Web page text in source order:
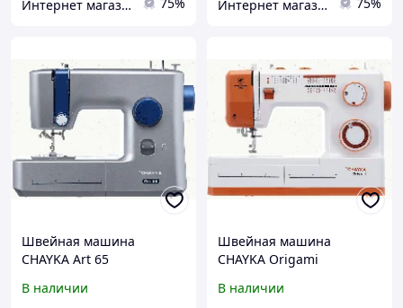
Интернет магазин "Техника" Интернет магазин "Техника"
Швейная машина
CHAYKA Art 65
В наличии
Швейная машина
CHAYKA Origami
В наличии